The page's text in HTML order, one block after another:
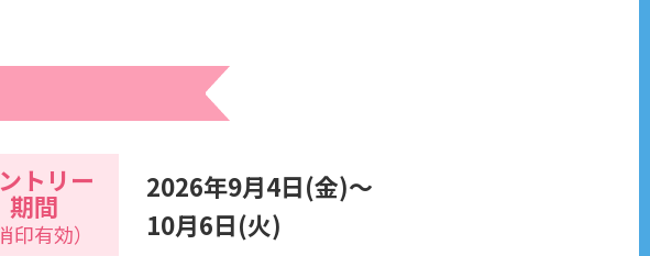
トリー
期間
印有効）
2026年9月4日(金)～
10月6日(火)